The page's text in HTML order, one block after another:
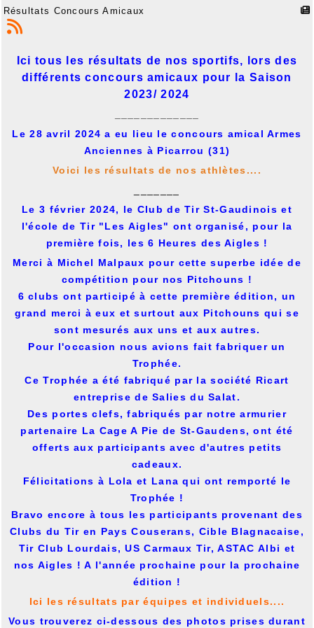
Résultats Concours Amicaux
Ici tous les résultats de nos sportifs, lors des
différents concours amicaux pour la Saison
2023/ 2024
Le 28 avril 2024 a eu lieu le concours amical Armes
Anciennes à Picarrou (31)
Voici les résultats de nos athlètes....
Le 3 février 2024, le Club de Tir St-Gaudinois et
l'école de Tir "Les Aigles" ont organisé, pour la
première fois, les 6 Heures des Aigles !
Merci à Michel Malpaux pour cette superbe idée de
compétition pour nos Pitchouns !
6 clubs ont participé à cette première édition, un
grand merci à eux et surtout aux Pitchouns qui se
sont mesurés aux uns et aux autres.
Pour l'occasion nous avions fait fabriquer un
Trophée.
Ce Trophée a été fabriqué par la société Ricart
entreprise de Salies du Salat.
Des portes clefs, fabriqués par notre armurier
partenaire La Cage A Pie de St-Gaudens, ont été
offerts aux participants avec d'autres petits
cadeaux.
Félicitations à Lola et Lana qui ont remporté le
Trophée !
Bravo encore à tous les participants provenant des
Clubs du Tir en Pays Couserans, Cible Blagnacaise,
Tir Club Lourdais, US Carmaux Tir, ASTAC Albi et
nos Aigles ! A l'année prochaine pour la prochaine
édition !
Ici les résultats par équipes et individuels....
Vous trouverez ci-dessous des photos prises durant